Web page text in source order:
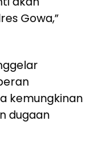
Gowa,”
kemungkinan
dugaan